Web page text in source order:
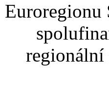
Euroregionu